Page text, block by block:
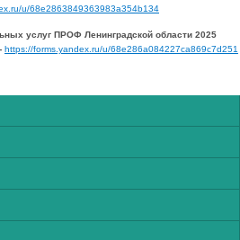
u/68e2863849363983a354b134
услуг ПРОФ Ленинградской области 2025
https://forms.yandex.ru/u/68e286a084227ca869c7d251